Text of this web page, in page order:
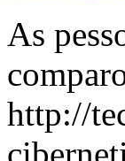
As
http://